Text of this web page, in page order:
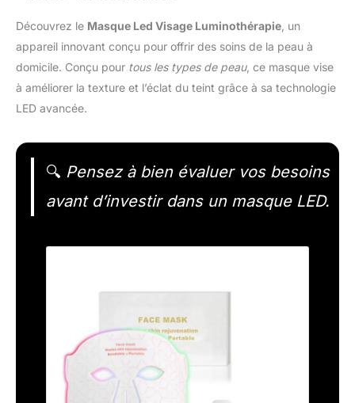
Découvrez le Masque Led Visage Luminothérapie , un
appareil innovant conçu pour offrir des soins de la peau à
domicile. Conçu pour tous les types de peau, ce masque vise
à améliorer la texture et l’éclat du teint grâce à sa technologie
LED avancée.
🔍 Pensez à bien évaluer vos besoins
avant d’investir dans un masque LED.